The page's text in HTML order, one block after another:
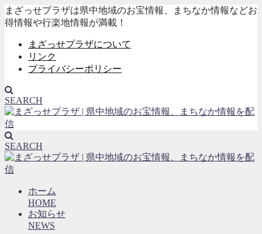
まざっせプラザは県中地域のお宝情報、まちなか情報などお
得情報や行楽地情報が満載！
まざっせプラザについて
リンク
プライバシーポリシー
SEARCH
SEARCH
ホーム
HOME
お知らせ
NEWS